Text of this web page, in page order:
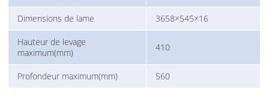
Dimensions de lame 3658×545×16
Hauteur de levage
maximum(mm)
410
Profondeur maximum(mm) 560